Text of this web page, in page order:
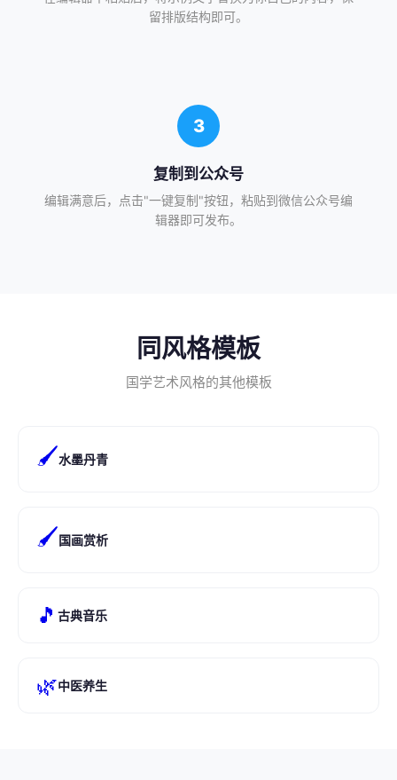
留排版结构即可。
3
复制到公众号
编辑满意后，点击"一键复制"按钮，粘贴到微信公众号编
辑器即可发布。
同风格模板
国学艺术风格的其他模板
🖌️水墨丹青
🖌️国画赏析
🎵 古典音乐
🌿中医养生